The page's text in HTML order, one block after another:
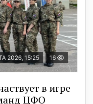
2026, 15:25 16
в игре
ЦФО